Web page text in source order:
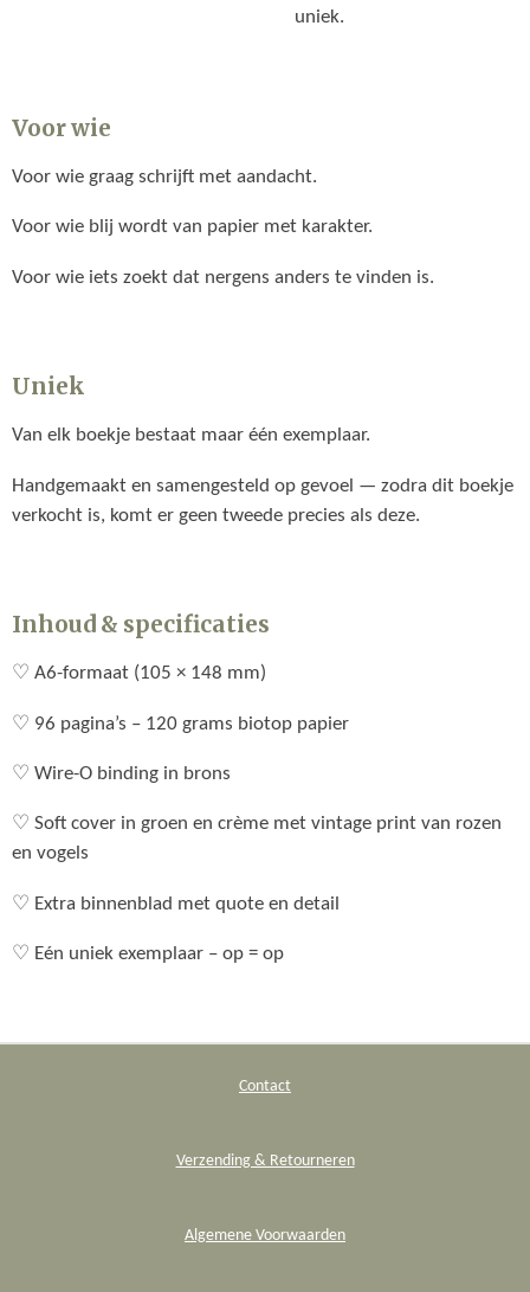
uniek.
Voor wie
Voor wie graag schrijft met aandacht.
Voor wie blij wordt van papier met karakter.
Voor wie iets zoekt dat nergens anders te vinden is.
Uniek
Van elk boekje bestaat maar één exemplaar.
Handgemaakt en samengesteld op gevoel — zodra dit boekje
verkocht is, komt er geen tweede precies als deze.
Inhoud & specificaties
♡ A6-formaat (105 × 148 mm)
♡ 96 pagina’s – 120 grams biotop papier
♡ Wire-O binding in brons
♡ Soft cover in groen en crème met vintage print van rozen
en vogels
♡ Extra binnenblad met quote en detail
♡ Eén uniek exemplaar – op = op
Contact
Verzending & Retourneren
Algemene Voorwaarden